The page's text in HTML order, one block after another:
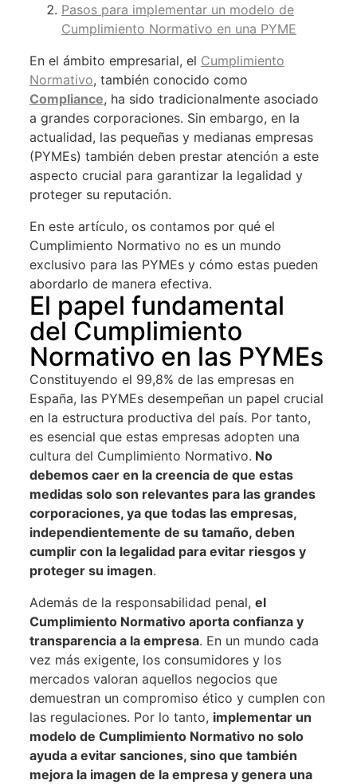
Pasos para implementar un modelo de
Cumplimiento Normativo en una PYME
En el ámbito empresarial, el Cumplimiento
Normativo, también conocido como
Compliance, ha sido tradicionalmente asociado
a grandes corporaciones. Sin embargo, en la
actualidad, las pequeñas y medianas empresas
(PYMEs) también deben prestar atención a este
aspecto crucial para garantizar la legalidad y
proteger su reputación.
En este artículo, os contamos por qué el
Cumplimiento Normativo no es un mundo
exclusivo para las PYMEs y cómo estas pueden
abordarlo de manera efectiva.
El papel fundamental
del Cumplimiento
Normativo en las PYMEs
Constituyendo el 99,8% de las empresas en
España, las PYMEs desempeñan un papel crucial
en la estructura productiva del país. Por tanto,
es esencial que estas empresas adopten una
cultura del Cumplimiento Normativo. No
debemos caer en la creencia de que estas
medidas solo son relevantes para las grandes
corporaciones, ya que todas las empresas,
independientemente de su tamaño, deben
cumplir con la legalidad para evitar riesgos y
proteger su imagen.
Además de la responsabilidad penal, el
Cumplimiento Normativo aporta confianza y
transparencia a la empresa. En un mundo cada
vez más exigente, los consumidores y los
mercados valoran aquellos negocios que
demuestran un compromiso ético y cumplen con
las regulaciones. Por lo tanto, implementar un
modelo de Cumplimiento Normativo no solo
ayuda a evitar sanciones, sino que también
mejora la imagen de la empresa y genera una